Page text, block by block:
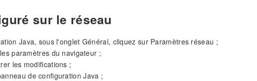
sur le réseau
Java, sous l'onglet Général, cliquez sur Paramètres réseau ;
paramètres du navigateur ;
les modifications ;
de configuration Java ;